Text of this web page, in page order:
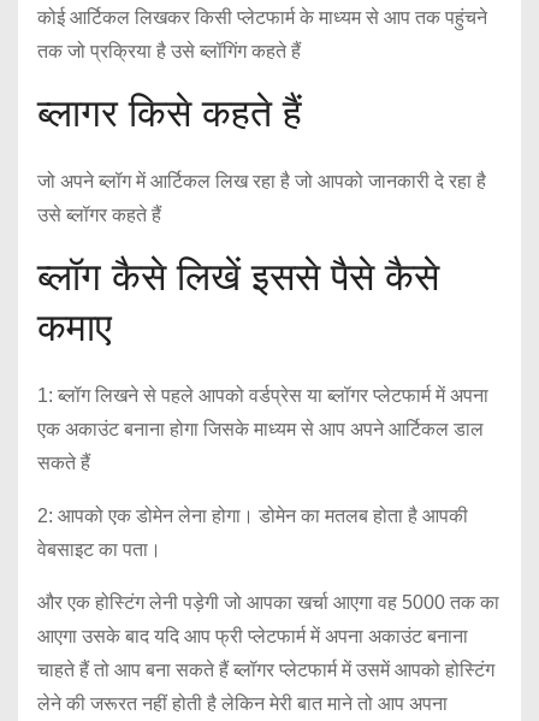
कोई आर्टिकल लिखकर किसी प्लेटफार्म के माध्यम से आप तक पहुंचने
तक जो प्रक्रिया है उसे ब्लॉगिंग कहते हैं
ब्लागर किसे कहते हैं
जो अपने ब्लॉग में आर्टिकल लिख रहा है जो आपको जानकारी दे रहा है
उसे ब्लॉगर कहते हैं
ब्लॉग कैसे लिखें इससे पैसे कैसे
कमाए
1: ब्लॉग लिखने से पहले आपको वर्डप्रेस या ब्लॉगर प्लेटफार्म में अपना
एक अकाउंट बनाना होगा जिसके माध्यम से आप अपने आर्टिकल डाल
सकते हैं
2: आपको एक डोमेन लेना होगा। डोमेन का मतलब होता है आपकी
वेबसाइट का पता।
और एक होस्टिंग लेनी पड़ेगी जो आपका खर्चा आएगा वह 5000 तक का
आएगा उसके बाद यदि आप फ्री प्लेटफार्म में अपना अकाउंट बनाना
चाहते हैं तो आप बना सकते हैं ब्लॉगर प्लेटफार्म में उसमें आपको होस्टिंग
लेने की जरूरत नहीं होती है लेकिन मेरी बात माने तो आप अपना